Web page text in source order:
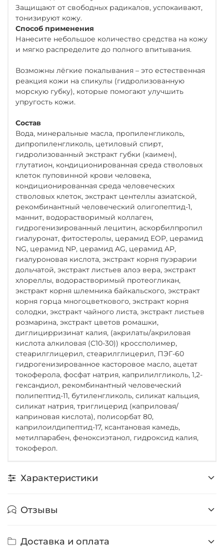
Защищают от свободных радикалов, успокаивают,
тонизируют кожу.
Способ применения
Нанесите небольшое количество средства на кожу
и мягко распределите до полного впитывания.
Возможны лёгкие покалывания – это естественная
реакция кожи на спикулы (гидролизованную
морскую губку), которые помогают улучшить
упругость кожи.
Состав
Вода, минеральные масла, пропиленгликоль,
дипропиленгликоль, цетиловый спирт,
гидролизованный экстракт губки (каимен),
глутатион, кондиционированная среда стволовых
клеток пуповинной крови человека,
кондиционированная среда человеческих
стволовых клеток, экстракт центеллы азиатской,
рекомбинантный человеческий олигопептид-1,
маннит, водорастворимый коллаген,
гидрогенизированный лецитин, аскорбилпропил
гиалуронат, фитостеролы, церамид EOP, церамид
NG, церамид NP, церамид AG, церамид AP,
гиалуроновая кислота, экстракт корня пуэрарии
дольчатой, экстракт листьев алоэ вера, экстракт
хлореллы, водорастворимый протеогликан,
экстракт корня шлемника байкальского, экстракт
корня горца многоцветкового, экстракт корня
солодки, экстракт чайного листа, экстракт листьев
розмарина, экстракт цветов ромашки,
диглицирризинат калия, (акрилаты/акриловая
кислота алкиловая (C10-30)) кроссполимер,
стеарилглицерил, стеарилглицерил, ПЭГ-60
гидрогенизированное касторовое масло, ацетат
токоферола, фосфат натрия, каприлилгликоль, 1,2-
гександиол, рекомбинантный человеческий
полипептид-11, бутиленгликоль, силикат кальция,
силикат натрия, триглицерид (каприловая/
каприновая кислота), полисорбат 80,
каприлоилдипептид-17, ксантановая камедь,
метилпарабен, феноксиэтанол, гидроксид калия,
токоферол.
Характеристики
Отзывы
Доставка и оплата